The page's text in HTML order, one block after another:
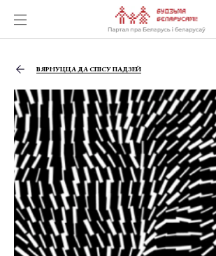
ВЯРНУЦЦА ДА СПІСУ ПАДЗЕЙ